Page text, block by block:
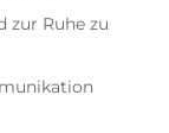
zur Ruhe zu